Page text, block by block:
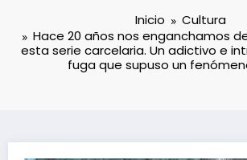
Inicio
Cultura
Hace 20 años nos enganchamos
esta serie carcelaria. Un adictivo e
fuga que supuso un